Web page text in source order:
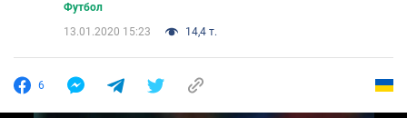
Футбол
13.01.2020 15:23
14,4 т.
6